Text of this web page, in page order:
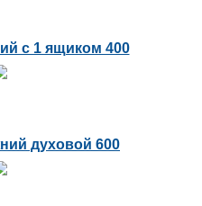
с 1 ящиком 400
духовой 600